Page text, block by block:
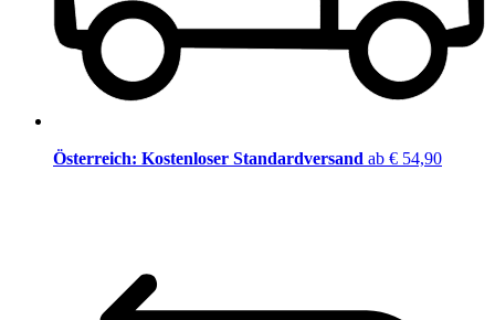
Österreich: Kostenloser Standardversand ab € 54,90